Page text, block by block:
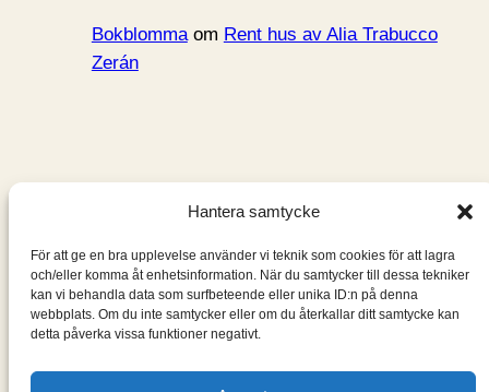
Hantera samtycke
För att ge en bra upplevelse använder vi teknik som cookies för att lagra
och/eller komma åt enhetsinformation. När du samtycker till dessa tekniker
kan vi behandla data som surfbeteende eller unika ID:n på denna
webbplats. Om du inte samtycker eller om du återkallar ditt samtycke kan
detta påverka vissa funktioner negativt.
Bokblommaom Rent hus av Alia Trabucco
Zerán
En blogg om de böcker jag läser: klassiker, noveller,
romaner, spänningsromaner och andra böcker.
Information